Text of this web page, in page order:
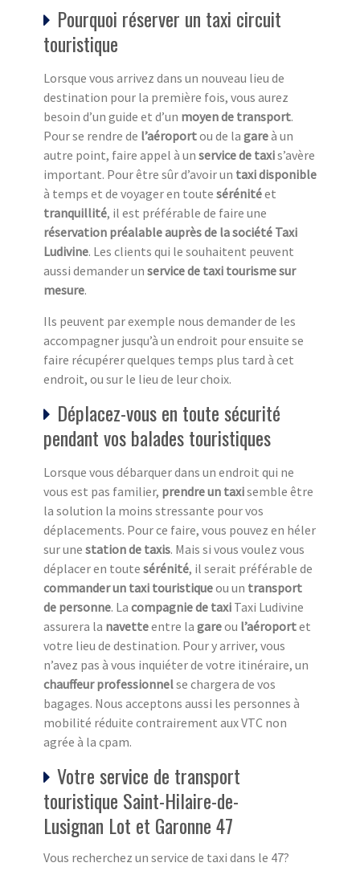
Pourquoi réserver un taxi circuit
touristique
Lorsque vous arrivez dans un nouveau lieu de
destination pour la première fois, vous aurez
besoin d’un guide et d’un moyen de transport.
Pour se rendre de l’aéroportou de la gareà un
autre point, faire appel à un service de taxis’avère
important. Pour être sûr d’avoir un taxi disponible
à temps et de voyager en toute sérénitéet
tranquillité, il est préférable de faire une
réservation préalable auprès de la société Taxi
Ludivine. Les clients qui le souhaitent peuvent
aussi demander un service de taxi tourisme sur
mesure.
Ils peuvent par exemple nous demander de les
accompagner jusqu’à un endroit pour ensuite se
faire récupérer quelques temps plus tard à cet
endroit, ou sur le lieu de leur choix.
Déplacez-vous en toute sécurité
pendant vos balades touristiques
Lorsque vous débarquer dans un endroit qui ne
vous est pas familier, prendre un taxisemble être
la solution la moins stressante pour vos
déplacements. Pour ce faire, vous pouvez en héler
sur une station de taxis. Mais si vous voulez vous
déplacer en toute sérénité, il serait préférable de
commander un taxi touristiqueou un transport
de personne. La compagnie de taxi Taxi Ludivine
assurera la navetteentre la gareou l’aéroportet
votre lieu de destination. Pour y arriver, vous
n’avez pas à vous inquiéter de votre itinéraire, un
chauffeur professionnelse chargera de vos
bagages. Nous acceptons aussi les personnes à
mobilité réduite contrairement aux VTC non
agrée à la cpam.
Votre service de transport
touristique Saint-Hilaire-de-
Lusignan Lot et Garonne 47
Vous recherchez un service de taxi dans le 47?